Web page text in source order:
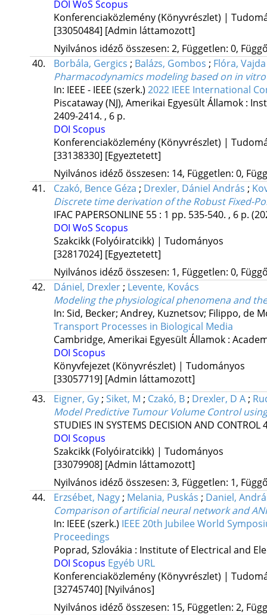
DOI WoS Scopus
Konferenciaközlemény (Könyvrészlet) |
[33050484] [Admin láttamozott]
Nyilvános idéző összesen: 2, Független: 0,
40.
Borbála, Gergics ; Balázs, Gombos ; Flóra, Vajda
Pharmacodynamics modeling based on in
In: IEEE - IEEE (szerk.) 2022 IEEE International
Piscataway (NJ), Amerikai Egyesült Államok :
2409-2414. , 6 p.
DOI Scopus
Konferenciaközlemény (Könyvrészlet) |
[33138330] [Egyeztetett]
Nyilvános idéző összesen: 14, Független: 0,
41.
Czakó, Bence Géza ; Drexler, Dániel András ;
Discrete time derivation of the Robust Fixed-
IFAC PAPERSONLINE 55: 1 pp. 535-540. , 6 p.
DOI WoS Scopus
Szakcikk (Folyóiratcikk) | Tudományos
[32817024] [Egyeztetett]
Nyilvános idéző összesen: 1, Független: 0,
42.
Dániel, Drexler; Levente, Kovács
Modeling the physiological phenomena and
In: Sid, Becker; Andrey, Kuznetsov; Filippo, de
Transport Processes in Biological Media
Cambridge, Amerikai Egyesült Államok :
DOI Scopus
Könyvfejezet (Könyvrészlet) | Tudományos
[33057719] [Admin láttamozott]
43.
Eigner, Gy; Siket, M ; Czakó, B; Drexler, D A;
Model Predictive Tumour Volume Control
STUDIES IN SYSTEMS DECISION AND CONTROL
DOI Scopus
Szakcikk (Folyóiratcikk) | Tudományos
[33079908] [Admin láttamozott]
Nyilvános idéző összesen: 3, Független: 1,
44.
Erzsébet, Nagy; Melania, Puskás ; Daniel,
Comparison of artificial neural network and
In: IEEE (szerk.) IEEE 20th Jubilee World
Proceedings
Poprad, Szlovákia : Institute of Electrical and
DOI Scopus Egyéb URL
Konferenciaközlemény (Könyvrészlet) |
[32745740] [Nyilvános]
Nyilvános idéző összesen: 15, Független: 2,